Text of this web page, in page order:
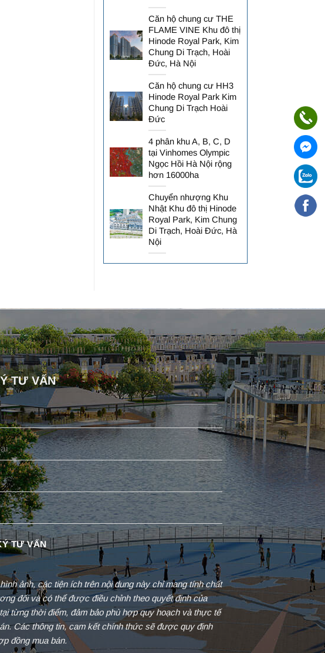
Căn hộ chung cư THE
FLAME VINE Khu đô thị
Hinode Royal Park, Kim
Chung Di Trạch, Hoài
Đức, Hà Nội
Căn hộ chung cư HH3
Hinode Royal Park Kim
Chung Di Trạch Hoài
Đức
4 phân khu A, B, C, D
tại Vinhomes Olympic
Ngọc Hồi Hà Nội rộng
hơn 16000ha
Chuyển nhượng Khu
Nhật Khu đô thị Hinode
Royal Park, Kim Chung
Di Trạch, Hoài Đức, Hà
Nội
TƯ VẤN
ảnh, các tiện ích trên nội dung này chỉ mang tính chất
đối và có thể được điều chỉnh theo quyết định của
từng thời điểm, đảm bảo phù hợp quy hoạch và thực tế
Các thông tin, cam kết chính thức sẽ được quy định
đồng mua bán.